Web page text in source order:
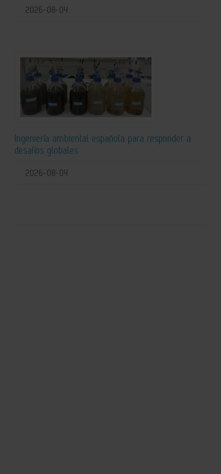
2026-08-04
Ingeniería ambiental española para responder a
desafíos globales
2026-08-04